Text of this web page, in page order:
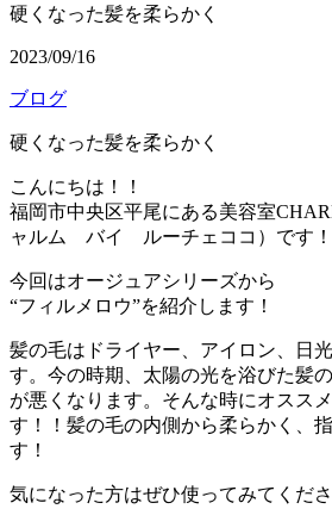
硬くなった髪を柔らかく
2023/09/16
ブログ
硬くなった髪を柔らかく
こんにちは！！
福岡市中央区平尾にある美容室
ャルム バイ ルーチェココ）です！
今回はオージュアシリーズから
“フィルメロウ”を紹介します！
髪の毛はドライヤー、アイロン、日
す。今の時期、太陽の光を浴びた髪
が悪くなります。そんな時にオスス
す！！髪の毛の内側から柔らかく、
す！
気になった方はぜひ使ってみてくださ